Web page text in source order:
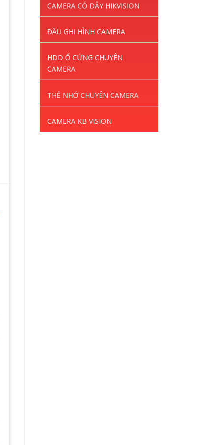
CAMERA CÓ DÂY HIKVISION
ĐẦU GHI HÌNH CAMERA
HDD Ổ CỨNG CHUYÊN
CAMERA
THẺ NHỚ CHUYÊN CAMERA
CAMERA KB VISION